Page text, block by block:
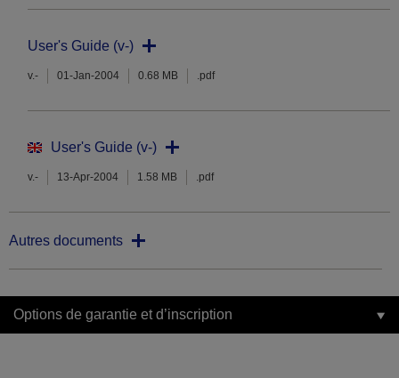
User's Guide (v-)
v.- 01-Jan-2004 0.68 MB .pdf
User's Guide (v-)
v.- 13-Apr-2004 1.58 MB .pdf
Autres documents
Options de garantie et d’inscription